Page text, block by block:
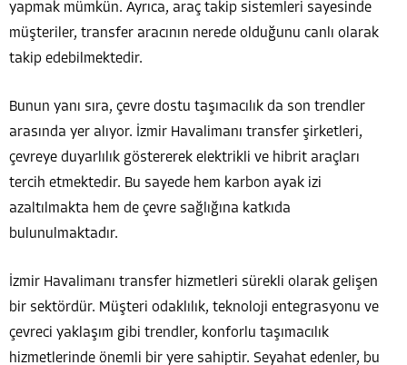
yapmak mümkün. Ayrıca, araç takip sistemleri sayesinde
müşteriler, transfer aracının nerede olduğunu canlı olarak
takip edebilmektedir.
Bunun yanı sıra, çevre dostu taşımacılık da son trendler
arasında yer alıyor. İzmir Havalimanı transfer şirketleri,
çevreye duyarlılık göstererek elektrikli ve hibrit araçları
tercih etmektedir. Bu sayede hem karbon ayak izi
azaltılmakta hem de çevre sağlığına katkıda
bulunulmaktadır.
İzmir Havalimanı transfer hizmetleri sürekli olarak gelişen
bir sektördür. Müşteri odaklılık, teknoloji entegrasyonu ve
çevreci yaklaşım gibi trendler, konforlu taşımacılık
hizmetlerinde önemli bir yere sahiptir. Seyahat edenler, bu